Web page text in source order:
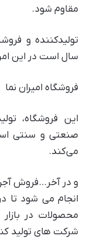
مقاوم شود.
تولیدکننده و
سال است در این
فروشگاه امیران نما
این فروشگاه،
صنعتی و سنتی
می‌کند.
و در آخر…فروش
انجام می شود تا
محصولات در
شرکت های تولید